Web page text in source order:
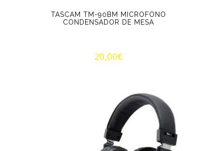
TASCAM TM-90BM MICROFONO
CONDENSADOR DE MESA
20,00€